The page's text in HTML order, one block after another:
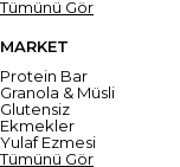
Tümünü Gör
MARKET
Protein Bar
Granola & Müsli
Glutensiz
Ekmekler
Yulaf Ezmesi
Tümünü Gör